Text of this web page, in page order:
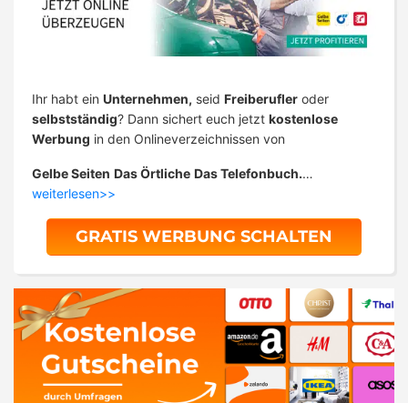
Ihr habt ein Unternehmen, seid Freiberufler oder
selbstständig? Dann sichert euch jetzt kostenlose
Werbung in den Onlineverzeichnissen von
Gelbe Seiten Das Örtliche Das Telefonbuch.…
weiterlesen>>
GRATIS WERBUNG SCHALTEN